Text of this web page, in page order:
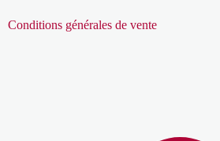
Conditions générales de vente